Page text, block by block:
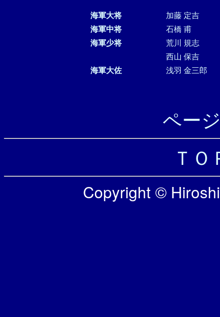
海軍大将
加藤 定吉
海軍中将
石橋 甫
海軍少将
荒川 規志
西山 保吉
海軍大佐
浅羽 金三郎
ペー
Ｔ
Copyright ©